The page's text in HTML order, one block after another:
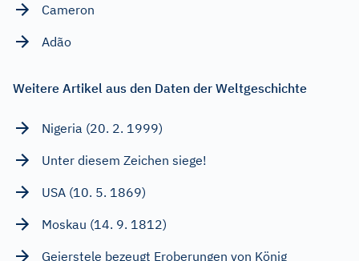
Cameron
Adão
Weitere Artikel aus den Daten der Weltgeschichte
Nigeria (20. 2. 1999)
Unter diesem Zeichen siege!
USA (10. 5. 1869)
Moskau (14. 9. 1812)
Geierstele bezeugt Eroberungen von König